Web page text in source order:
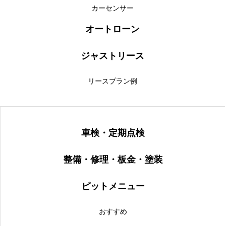
カーセンサー
オートローン
ジャストリース
リースプラン例
車検・定期点検
整備・修理・板金・塗装
ピットメニュー
おすすめ